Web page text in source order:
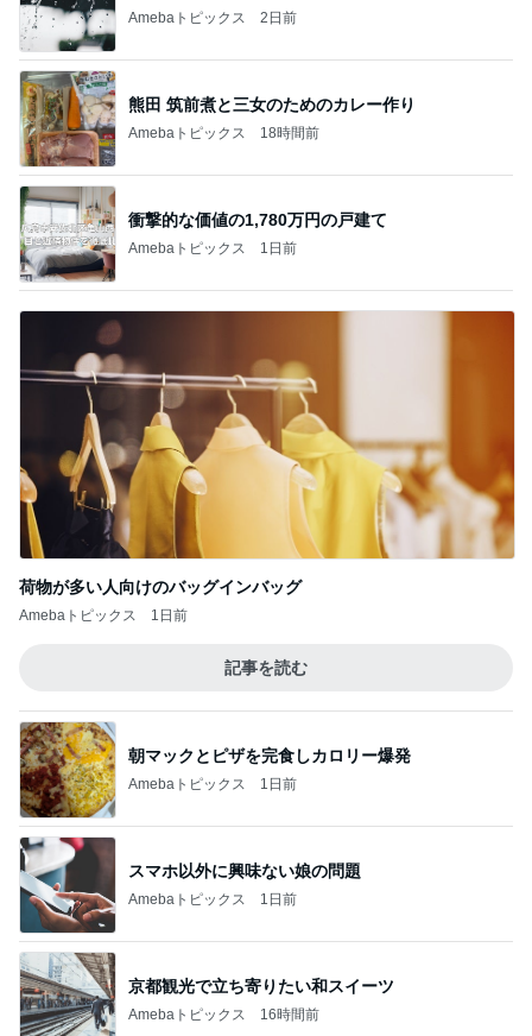
Amebaトピックス 2日前
熊田 筑前煮と三女のためのカレー作り
Amebaトピックス 18時間前
衝撃的な価値の1,780万円の戸建て
Amebaトピックス 1日前
荷物が多い人向けのバッグインバッグ
Amebaトピックス 1日前
記事を読む
朝マックとピザを完食しカロリー爆発
Amebaトピックス 1日前
スマホ以外に興味ない娘の問題
Amebaトピックス 1日前
京都観光で立ち寄りたい和スイーツ
Amebaトピックス 16時間前